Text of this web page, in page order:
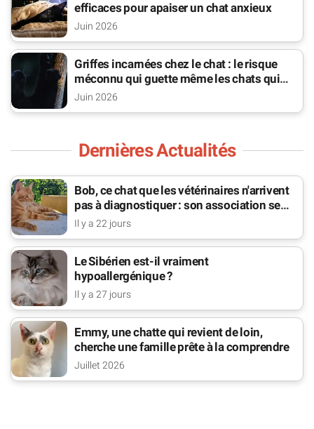
efficaces pour apaiser un chat anxieux
Juin 2026
Griffes incarnées chez le chat : le risque
méconnu qui guette même les chats qui
sortent
Juin 2026
Dernières Actualités
Bob, ce chat que les vétérinaires n'arrivent
pas à diagnostiquer : son association se
bat pour lui
Il y a 22 jours
Le Sibérien est-il vraiment
hypoallergénique ?
Il y a 27 jours
Emmy, une chatte qui revient de loin,
cherche une famille prête à la comprendre
Juillet 2026